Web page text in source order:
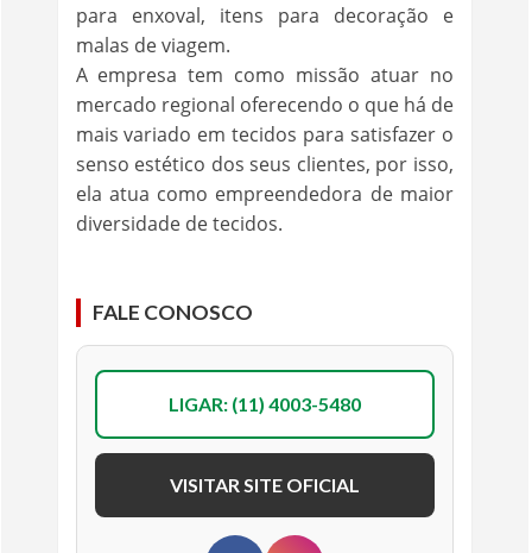
para enxoval, itens para decoração e
malas de viagem.
A empresa tem como missão atuar no
mercado regional oferecendo o que há de
mais variado em tecidos para satisfazer o
senso estético dos seus clientes, por isso,
ela atua como empreendedora de maior
diversidade de tecidos.
FALE CONOSCO
LIGAR: (11) 4003-5480
VISITAR SITE OFICIAL